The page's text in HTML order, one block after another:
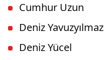
Cumhur Uzun
Deniz Yavuzyılmaz
Deniz Yücel